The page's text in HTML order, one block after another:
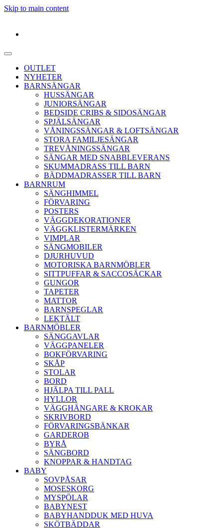
Skip to main content
OUTLET
NYHETER
BARNSÄNGAR
HUSSÄNGAR
JUNIORSÄNGAR
BEDSIDE CRIBS & SIDOSÄNGAR
SPJÄLSÄNGAR
VÅNINGSSÄNGAR & LOFTSÄNGAR
STORA FAMILJESÄNGAR
TREVÅNINGSSÄNGAR
SÄNGAR MED SNABBLEVERANS
SKUMMADRASS TILL BARN
BÄDDMADRASSER TILL BARN
BARNRUM
SÄNGHIMMEL
FÖRVARING
POSTERS
VÄGGDEKORATIONER
VÄGGKLISTERMÄRKEN
VIMPLAR
SÄNGMOBILER
DJURHUVUD
MOTORISKA BARNMÖBLER
SITTPUFFAR & SACCOSÄCKAR
GUNGOR
TAPETER
MATTOR
BARNSPEGLAR
LEKTÄLT
BARNMÖBLER
SÄNGGAVLAR
VÄGGPANELER
BOKFÖRVARING
SKÅP
STOLAR
BORD
HJÄLPA TILL PALL
HYLLOR
VÄGGHÄNGARE & KROKAR
SKRIVBORD
FÖRVARINGSBÄNKAR
GARDEROB
BYRÅ
SÄNGBORD
KNOPPAR & HANDTAG
BABY
SOVPÅSAR
MOSESKORG
MYSPÖLAR
BABYNEST
BABYHANDDUK MED HUVA
SKÖTBÄDDAR